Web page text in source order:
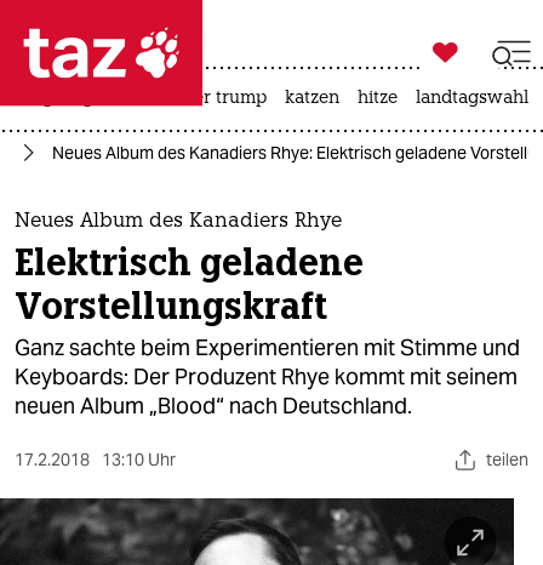
 taz zahl ich
taz zahl ich
themen
politik
öko
gesellschaft
sport
berlin

taz zahl ich
usa unter trump katzen hitze landtagswahl
Neues Album des Kanadiers Rhye: Elektrisch geladene
Neues Album des Kanadiers Rhye
Elektrisch geladene
Vorstellungskraft
Ganz sachte beim Experimentieren mit Stimme und
Keyboards: Der Produzent Rhye kommt mit seinem
neuen Album „Blood“ nach Deutschland.
17.2.2018 13:10 Uhr teilen